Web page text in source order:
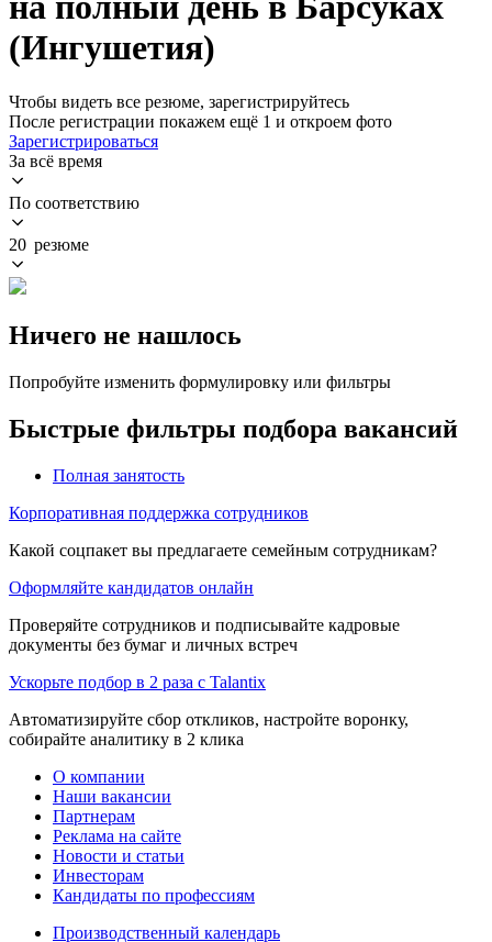
(Ингушетия)
Чтобы видеть все резюме, зарегистрируйтесь
После регистрации покажем ещё 1 и откроем фото
Зарегистрироваться
За всё время
По соответствию
20 резюме
Ничего не нашлось
Попробуйте изменить формулировку или фильтры
Быстрые фильтры подбора вакансий
Полная занятость
Корпоративная поддержка сотрудников
Какой соцпакет вы предлагаете семейным сотрудникам?
Оформляйте кандидатов онлайн
Проверяйте сотрудников и подписывайте кадровые
документы без бумаг и личных встреч
Ускорьте подбор в 2 раза с Talantix
Автоматизируйте сбор откликов, настройте воронку,
собирайте аналитику в 2 клика
О компании
Наши вакансии
Партнерам
Реклама на сайте
Новости и статьи
Инвесторам
Кандидаты по профессиям
Производственный календарь